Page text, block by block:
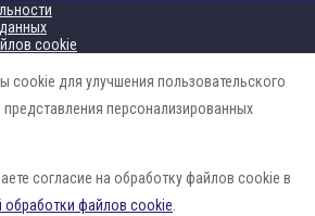
cookie
cookie для улучшения пользовательского
персонализированных
согласие на обработку файлов cookie в
обработки файлов cookie